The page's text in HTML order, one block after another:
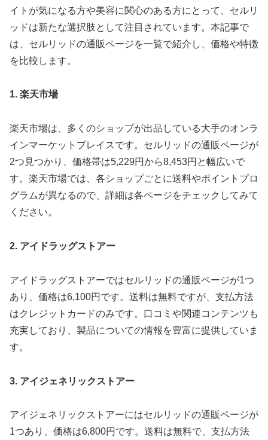
イトが気になる方や美容に関心のある方にとって、セルリ
ッドは新たな選択肢として注目されています。本記事で
は、セルリッドの通販ページを一覧で紹介し、価格や特徴
を比較します。
1. 楽天市場
楽天市場は、多くのショップが出品している大手のオンラ
インマーケットプレイスです。セルリッドの通販ページが
2つ見つかり、価格帯は5,229円から8,453円と幅広いで
す。楽天市場では、各ショップごとに送料やポイントプロ
グラムが異なるので、詳細は各ページをチェックしてみて
ください。
2. アイドラッグストアー
アイドラッグストアーではセルリッドの通販ページが1つ
あり、価格は6,100円です。送料は無料ですが、支払方法
はクレジットカードのみです。口コミや関連コンテンツも
充実しており、製品についての情報を豊富に提供していま
す。
3. アイジェネリックストアー
アイジェネリックストアーにはセルリッドの通販ページが
1つあり、価格は6,800円です。送料は無料で、支払方法